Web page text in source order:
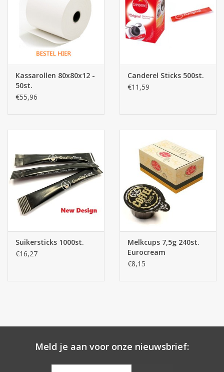
Kassarollen 80x80x12 -
50st.
€55,96
Canderel Sticks 500st.
€11,59
Suikersticks 1000st.
€16,27
Melkcups 7,5g 240st.
Eurocream
€8,15
Meld je aan voor onze nieuwsbrief: